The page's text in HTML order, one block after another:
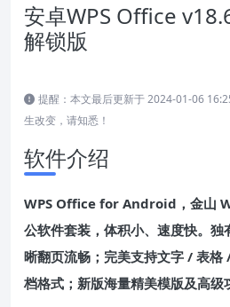
安卓WPS Office
解锁版
提醒：本文最后更新于 2024-01-06
生改变，请知悉！
软件介绍
WPS Office for Android，金山
公软件套装，体积小、速度快。
晰翻页流畅；完美支持文字 / 表格
档格式；新版海量精美模版及高级